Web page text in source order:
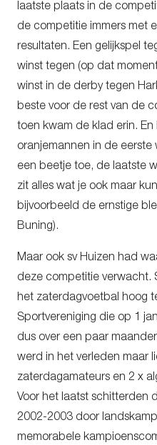
laatste plaats in de
de competitie immers met
resultaten. Een gelijkspel
winst tegen (op dat
winst in de derby tegen
beste voor de rest van de
toen kwam de klad erin.
oranjemannen in de
een beetje toe, de laatste
zit alles wat je ook maar
bijvoorbeeld de ernstige
Buning).
Maar ook sv Huizen had
deze competitie verwacht.
het zaterdagvoetbal hoog
Sportvereniging die op 1
dus over een paar
werd in het verleden maar
zaterdagamateurs en 2 x
Voor het laatst schitterden
2002-2003 door
memorabele